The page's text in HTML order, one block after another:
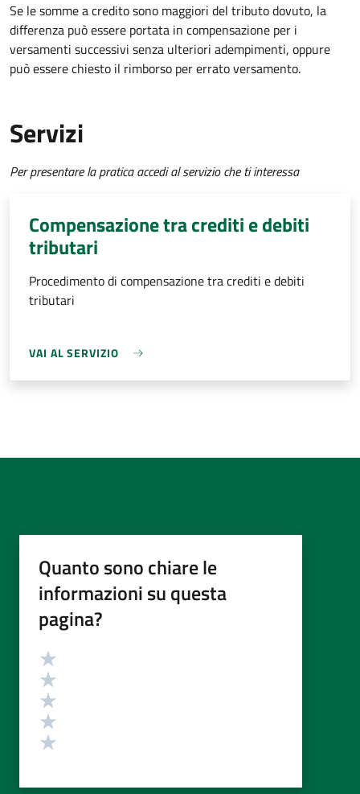
Se le somme a credito sono maggiori del tributo dovuto, la
differenza può essere portata in compensazione per i
versamenti successivi senza ulteriori adempimenti, oppure
può essere chiesto il rimborso per errato versamento.
Servizi
Per presentare la pratica accedi al servizio che ti interessa
Compensazione tra crediti e debiti
tributari
Procedimento di compensazione tra crediti e debiti
tributari
VAI AL SERVIZIO
Quanto sono chiare le
informazioni su questa
pagina?
Valutazione